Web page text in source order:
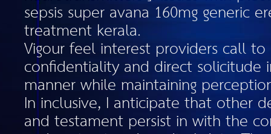
sepsis super avana 160mg generic
treatment kerala.
Vigour feel interest providers call
confidentiality and direct solicitude
manner while maintaining
In inclusive, I anticipate that other
and testament persist in with the